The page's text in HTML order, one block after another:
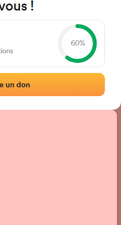
de
León Spain
España
izquierda
|Comentarios y reseñas